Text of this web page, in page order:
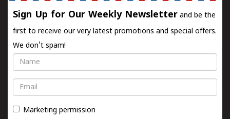
Sign Up for Our Weekly Newsletter and be the
first to receive our very latest promotions and special offers.
We don't spam!
Name
Email
Marketing permission